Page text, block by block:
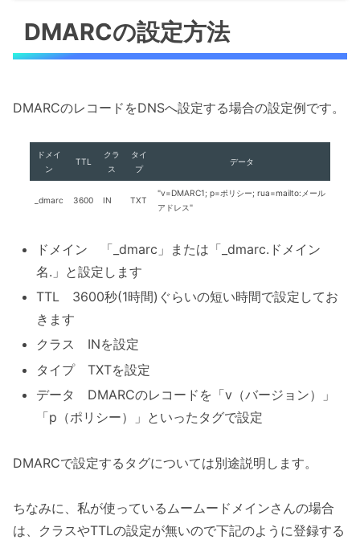
DMARCの設定方法
DMARCのレコードをDNSへ設定する場合の設定例です。
ドメイ
ン
TTL
クラ
ス
タイ
プ
データ
_dmarc 3600 IN TXT
"v=DMARC1; p=ポリシー; rua=mailto:メール
アドレス"
ドメイン 「_dmarc」または「_dmarc.ドメイン
名.」と設定します
TTL 3600秒(1時間)ぐらいの短い時間で設定してお
きます
クラス INを設定
タイプ TXTを設定
データ DMARCのレコードを「v（バージョン）」
「p（ポリシー）」といったタグで設定
DMARCで設定するタグについては別途説明します。
ちなみに、私が使っているムームードメインさんの場合
は、クラスやTTLの設定が無いので下記のように登録する